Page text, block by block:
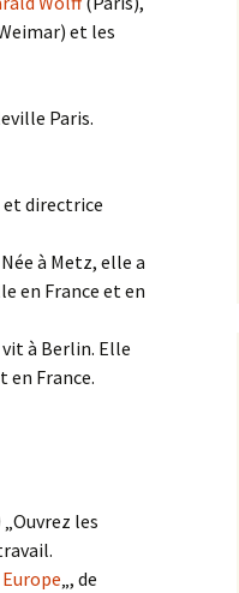
et les
Paris.
et directrice
à Metz, elle a
en France et en
à Berlin. Elle
en France.
les
„, de